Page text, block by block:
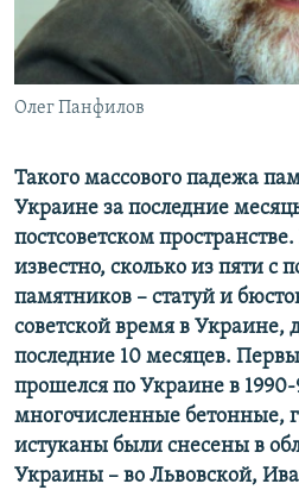
ПОБЕДИТЕЛЕЙ НЕ СУДЯТ?
КРЫМ.НЕПОКОРЕННЫЙ
ELIFBE
ПРИСОЕДИНЯЙТЕСЬ!
Все сайты RFE/RL
Олег Панфилов
Такого массового падежа
Украине за последние
постсоветском
известно, сколько из пяти с
памятников – статуй и
советской время в Украине,
последние 10 месяцев.
прошелся по Украине в 1990-
многочисленные бетонные,
истуканы были снесены в
Украины – во Львовской,